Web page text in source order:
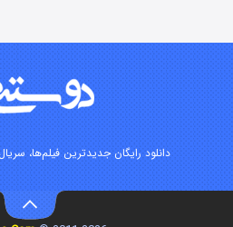
قسمت۷ (زیرنویس)
دانلود رایگان جدیدترین فیلم‌ها،